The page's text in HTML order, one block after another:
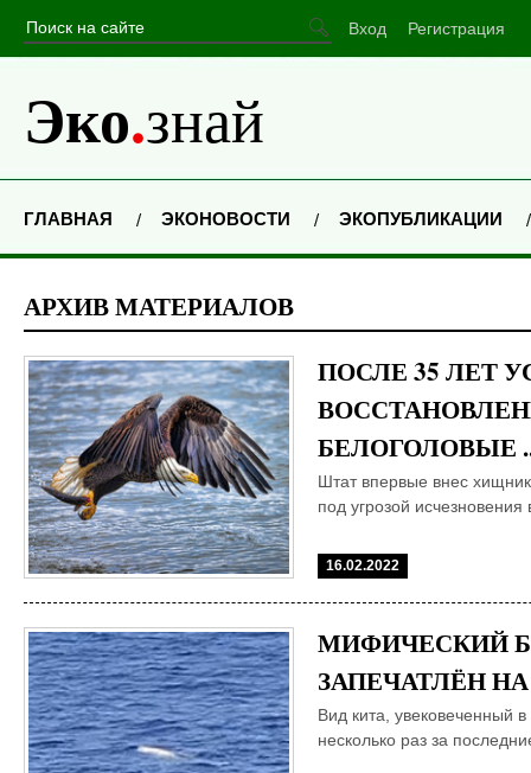
Вход Регистрация
Эко.знай
ГЛАВНАЯ ЭКОНОВОСТИ ЭКОПУБЛИКАЦИИ
АРХИВ МАТЕРИАЛОВ
ПОСЛЕ 35 ЛЕТ
БЕЛОГОЛОВЫЕ
Штат впервые внес
под угрозой исчезновения
16.02.2022
МИФИЧЕСКИЙ
ЗАПЕЧАТЛЁН
Вид кита, увековеченный
несколько раз за